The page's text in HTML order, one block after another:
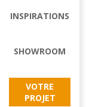
INSPIRATIONS
SHOWROOM
VOTRE
PROJET